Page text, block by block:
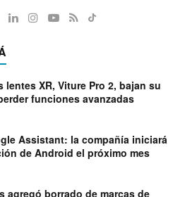
lentes XR, Viture Pro 2, bajan su
funciones avanzadas
Assistant: la compañía iniciará
de Android el próximo mes
agregó borrado de marcas de